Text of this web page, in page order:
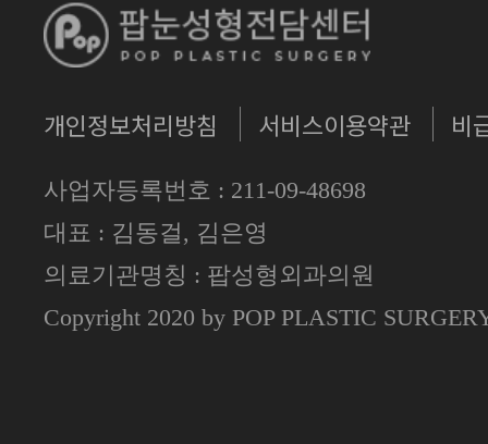
개인정보처리방침 서비스이용약관 비
사업자등록번호 : 211-09-48698
대표 : 김동걸, 김은영
의료기관명칭 : 팝성형외과의원
Copyright 2020 by POP PLASTIC